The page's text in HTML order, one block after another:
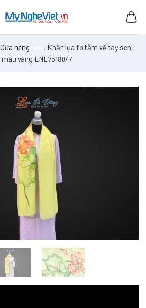
Cửa hàng
Khăn lụa tơ tằm vẽ tay sen
màu vàng LNL75180/7